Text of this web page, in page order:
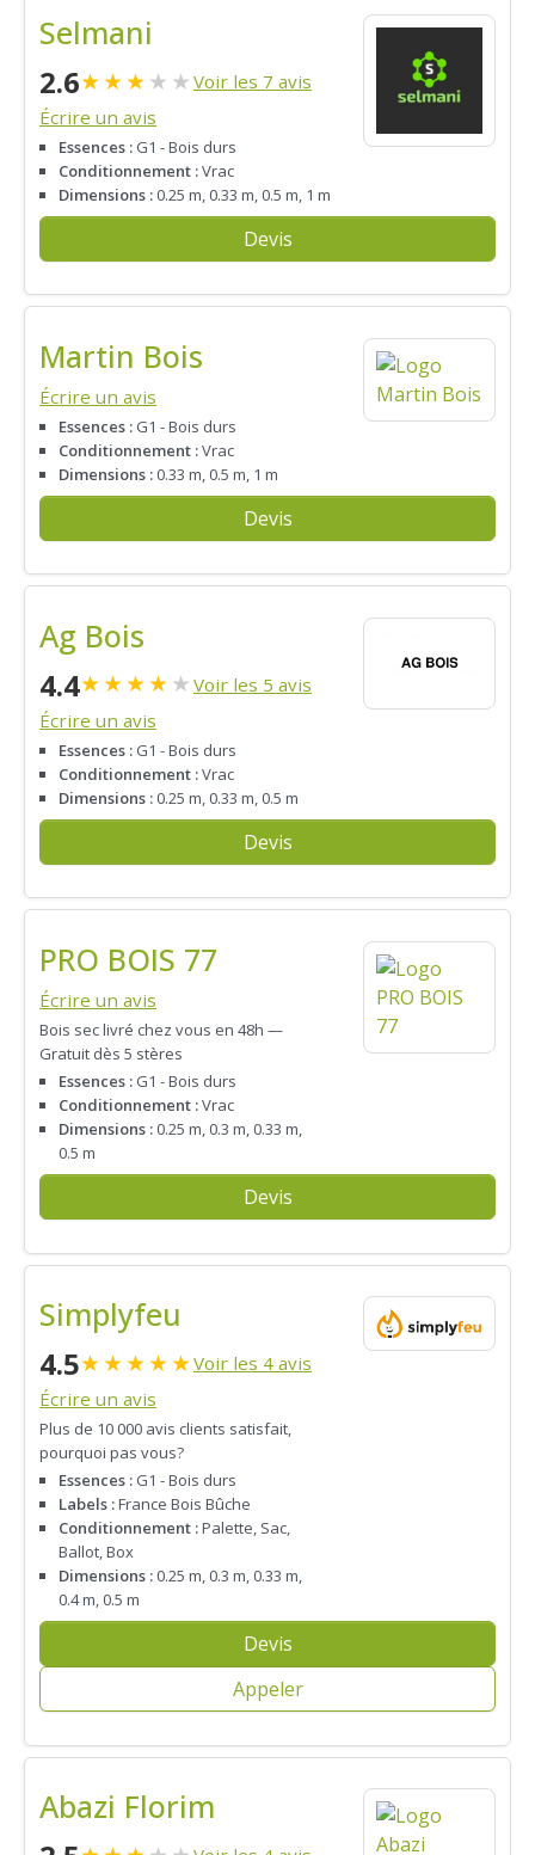
Selmani
2.6★★★★ ★ Voir les 7 avis
Écrire un avis
Essences : G1 - Bois durs
Conditionnement :Vrac
Dimensions : 0.25 m, 0.33 m, 0.5 m, 1 m
Devis
Martin Bois
Écrire un avis
Essences : G1 - Bois durs
Conditionnement :Vrac
Dimensions : 0.33 m, 0.5 m, 1 m
Devis
Ag Bois
4.4★★★★★ Voir les 5 avis
Écrire un avis
Essences : G1 - Bois durs
Conditionnement :Vrac
Dimensions : 0.25 m, 0.33 m, 0.5 m
Devis
PRO BOIS 77
Écrire un avis
Bois sec livré chez vous en 48h —
Gratuit dès 5 stères
Essences : G1 - Bois durs
Conditionnement :Vrac
Dimensions : 0.25 m, 0.3 m, 0.33 m,
0.5 m
Devis
Simplyfeu
4.5★★★★★Voir les 4 avis
Écrire un avis
Plus de 10 000 avis clients satisfait,
pourquoi pas vous?
Essences : G1 - Bois durs
Labels :France Bois Bûche
Conditionnement :Palette, Sac,
Ballot, Box
Dimensions : 0.25 m, 0.3 m, 0.33 m,
0.4 m, 0.5 m
Devis
Appeler
Abazi Florim